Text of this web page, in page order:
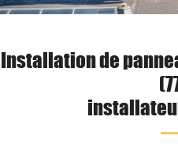
Installation de